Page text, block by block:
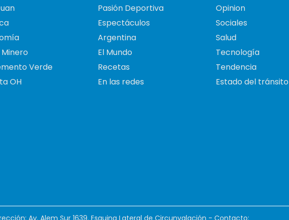
Verde
OH
Pasión Deportiva
Espectáculos
Argentina
El Mundo
Recetas
En las redes
Opinion
Sociales
Salud
Tecnología
Tendencia
Estado del tránsito